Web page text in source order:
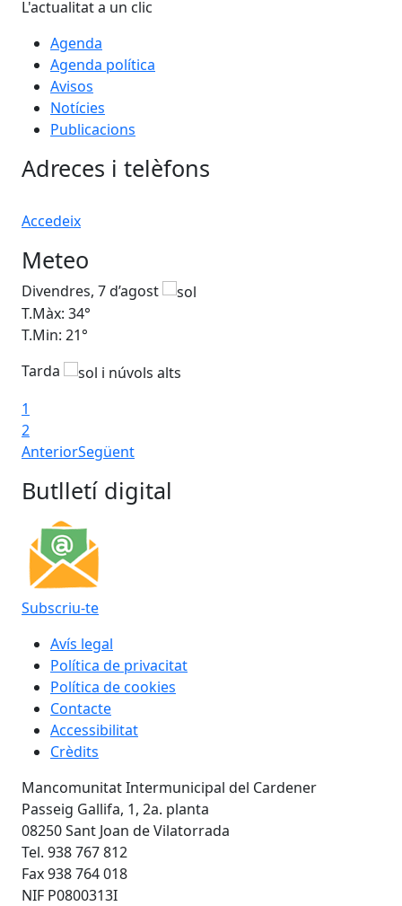
L'actualitat a un clic
Agenda
Agenda política
Avisos
Notícies
Publicacions
Adreces i telèfons
Accedeix
Meteo
Divendres, 7 d’agost
T.Màx: 34°
T.Min: 21°
Tarda
1
2
AnteriorSegüent
Butlletí digital
Subscriu-te
Avís legal
Política de privacitat
Política de cookies
Contacte
Accessibilitat
Crèdits
Mancomunitat Intermunicipal del Cardener
Passeig Gallifa, 1, 2a. planta
08250 Sant Joan de Vilatorrada
Tel. 938 767 812
Fax 938 764 018
NIF P0800313I